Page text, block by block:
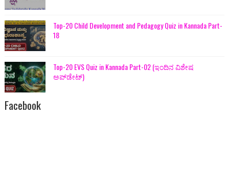
Top-20 Child Development and Pedagogy Quiz in Kannada Part-
18
Top-20 EVS Quiz in Kannada Part-02 (ಇಂದಿನ ವಿಶೇಷ
ಅಪ್‌ಡೇಟ್)
Facebook